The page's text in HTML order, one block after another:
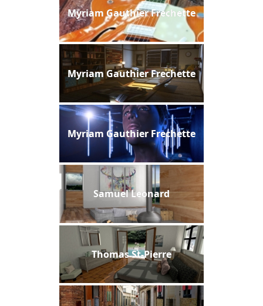
Myriam Gauthier Frechette
Myriam Gauthier Frechette
Myriam Gauthier Frechette
Samuel Leonard
Thomas St-Pierre